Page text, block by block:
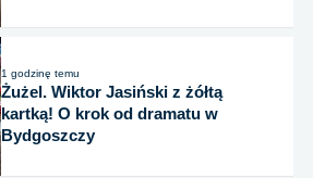
1 godzinę temu
Żużel. Wiktor Jasiński z żółtą
kartką! O krok od dramatu w
Bydgoszczy